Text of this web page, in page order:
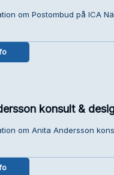
om Postombud på ICA
konsult &
om Anita Andersson